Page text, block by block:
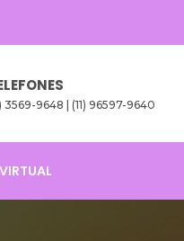
3569-9648 | (11) 96597-9640